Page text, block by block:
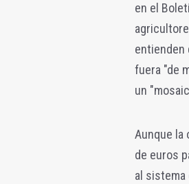
en el
entienden
fuera "de
un
Aunque la
de euros
al sistema